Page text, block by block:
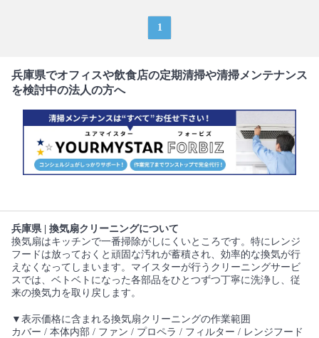
1
兵庫県でオフィスや飲食店の定期清掃や清掃メンテナンス
を検討中の法人の方へ
兵庫県 | 換気扇クリーニングについて
換気扇はキッチンで一番掃除がしにくいところです。特にレンジ
フードは放っておくと頑固な汚れが蓄積され、効率的な換気が行
えなくなってしまいます。マイスターが行うクリーニングサービ
スでは、ベトベトになった各部品をひとつずつ丁寧に洗浄し、従
来の換気力を取り戻します。
▼表示価格に含まれる換気扇クリーニングの作業範囲
カバー / 本体内部 / ファン / プロペラ / フィルター / レンジフード